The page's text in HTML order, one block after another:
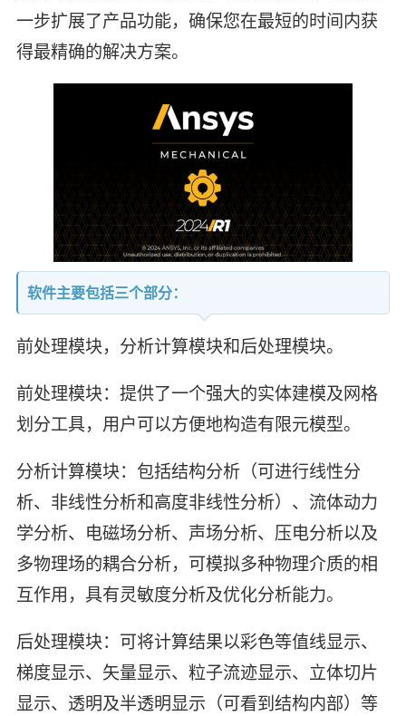
一步扩展了产品功能，确保您在最短的时间内获
得最精确的解决方案。
软件主要包括三个部分：
前处理模块，分析计算模块和后处理模块。
前处理模块：提供了一个强大的实体建模及网格
划分工具，用户可以方便地构造有限元模型。
分析计算模块：包括结构分析（可进行线性分
析、非线性分析和高度非线性分析）、流体动力
学分析、电磁场分析、声场分析、压电分析以及
多物理场的耦合分析，可模拟多种物理介质的相
互作用，具有灵敏度分析及优化分析能力。
后处理模块：可将计算结果以彩色等值线显示、
梯度显示、矢量显示、粒子流迹显示、立体切片
显示、透明及半透明显示（可看到结构内部）等